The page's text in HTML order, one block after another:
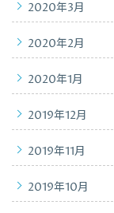
2020年3月
2020年2月
2020年1月
2019年12月
2019年11月
2019年10月